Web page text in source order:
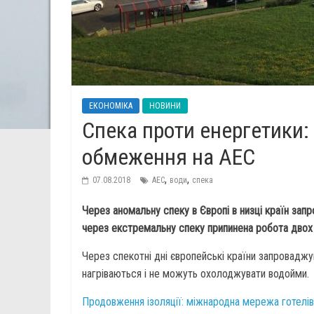
ЕКОНОМІКА НОВИНИ
Спека проти
обмеження на АЕС
07.08.2018 АЕС, води, спека
Через аномальну спеку в Європі в низці країн
через екстремальну спеку припинена робота
Через спекотні дні європейські країни
нагріваються і не можуть охолоджувати водойми.
Продовження ізоляції: міжнародна мережа